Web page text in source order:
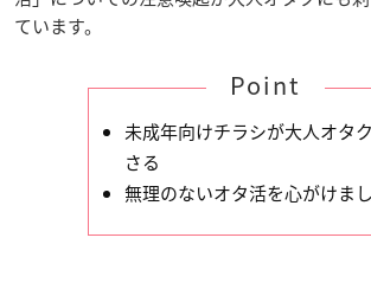
ています。
Point
未成年向けチラシが大人オタ
さる
無理のないオタ活を心がけま